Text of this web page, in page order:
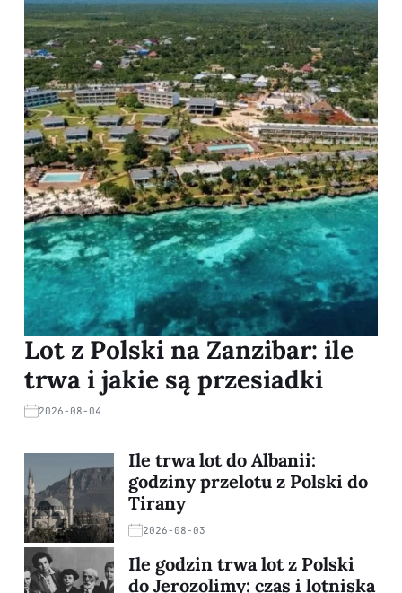
Lot z Polski na Zanzibar: ile
trwa i jakie są przesiadki
2026-08-04
Ile trwa lot do Albanii:
godziny przelotu z Polski do
Tirany
2026-08-03
Ile godzin trwa lot z Polski
do Jerozolimy: czas i lotniska